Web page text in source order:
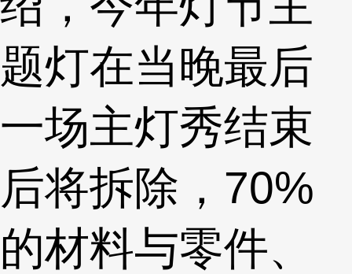
题灯在当晚最后
一场主灯秀结束
后将拆除，70%
的材料与零件、